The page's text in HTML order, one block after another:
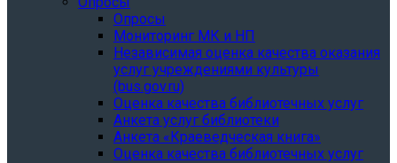
Опросы
Мониторинг МК и НП
Независимая оценка качества оказания
услуг учреждениями культуры
(bus.gov.ru)
Оценка качества библиотечных услуг
Анкета услуг библиотеки
Анкета «Краеведческая книга»
Oценка качества библиотечных услуг